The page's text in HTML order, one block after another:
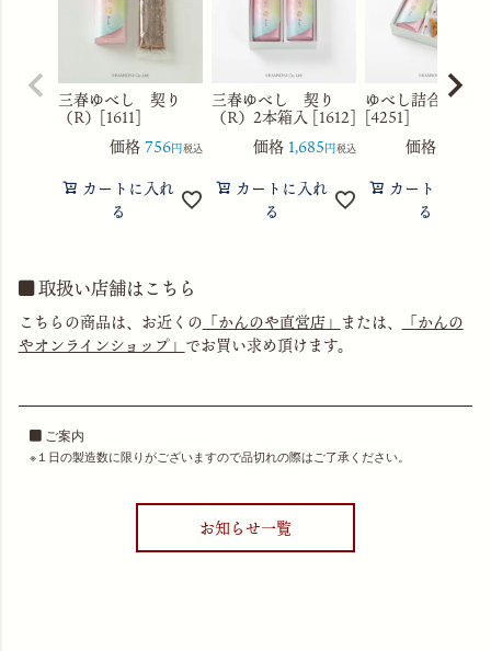
三春ゆべし 契り
（R）[1611]
価格 756 税込
カートに入れ
る
三春ゆべし 契り
（R）2本箱入 [1612]
価格 1,685 税込
カートに入れ
る
ゆべし詰合せ7個
[4251]
価格
カートに入れ
る
取扱い店舗はこちら
こちらの商品は、お近くの 「かんのや直営店」 または、
「かんの
やオンラインショップ」 でお買い求め頂けます。
ご案内
１日の製造数に限りがございますので品切れの際はご了承ください。
お知らせ一覧